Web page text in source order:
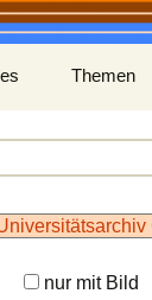
Themen
nur mit Bild